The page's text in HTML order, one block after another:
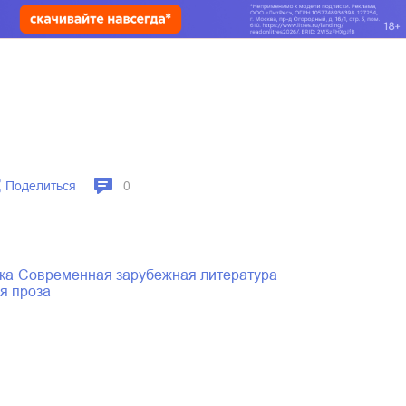
Поделиться 0
современная зарубежная литература
проза